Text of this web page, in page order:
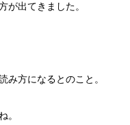
が出てきました。
み方になるとのこと。
。